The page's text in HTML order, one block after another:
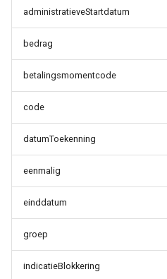
administratieveStartdatum
bedrag
betalingsmomentcode
code
datumToekenning
eenmalig
einddatum
groep
indicatieBlokkering